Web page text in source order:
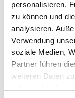
personalisieren,
zu können und
analysieren.
Verwendung
soziale Medien,
Partner führen
weiteren Daten
Unsere
Schicke